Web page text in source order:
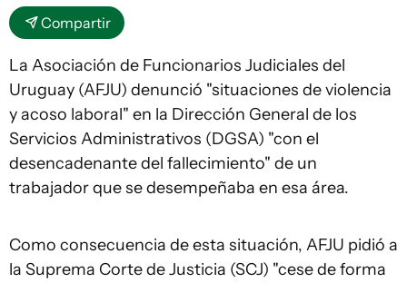
Compartir
La Asociación de Funcionarios Judiciales del
Uruguay (AFJU) denunció "situaciones de violencia
y acoso laboral" en la Dirección General de los
Servicios Administrativos (DGSA) "con el
desencadenante del fallecimiento" de un
trabajador que se desempeñaba en esa área.
Como consecuencia de esta situación, AFJU pidió a
la Suprema Corte de Justicia (SCJ) "cese de forma